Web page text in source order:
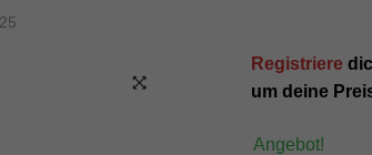
Registriere
um deine
Angebot!